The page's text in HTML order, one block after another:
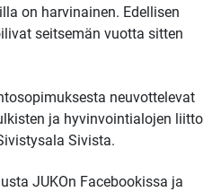
on harvinainen. Edellisen
seitsemän vuotta sitten
neuvottelevat
ja hyvinvointialojen liitto
Sivista.
JUKOn Facebookissa ja